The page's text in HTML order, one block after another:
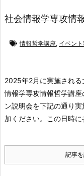
社会情報学専攻情
情報哲学講座, イベン
2025年2月に実施され
情報学専攻情報哲学講
ン説明会を下記の通り
加ください。この日時
記事